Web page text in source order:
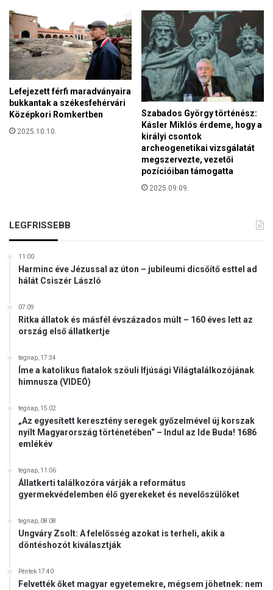
r
d
e
k
é
b
e
n
l
e
n
l
e
i
s
m
t
á
Lefejezett férfi maradványaira
bukkantak a székesfehérvári
Középkori Romkertben
2025.10.10.
Szabados György történész:
Kásler Miklós érdeme, hogy a
királyi csontok
archeogenetikai vizsgálatát
megszervezte, vezetői
pozícióiban támogatta
2025.09.09.
LEGFRISSEBB
11:00
Harminc éve Jézussal az úton – jubileumi dicsőítő esttel ad
hálát Csiszér László
07:09
Ritka állatok és másfél évszázados múlt – 160 éves lett az
ország első állatkertje
tegnap, 17:34
Íme a katolikus fiatalok szöuli Ifjúsági Világtalálkozójának
himnusza (VIDEÓ)
tegnap, 15:02
„Az egyesített keresztény seregek győzelmével új korszak
nyílt Magyarország történetében“ – Indul az Ide Buda! 1686
emlékév
tegnap, 11:06
Állatkerti találkozóra várják a református
gyermekvédelemben élő gyerekeket és nevelőszülőket
tegnap, 08:08
Ungváry Zsolt: A felelősség azokat is terheli, akik a
döntéshozót kiválasztják
Péntek 17:40
Felvették őket magyar egyetemekre, mégsem jöhetnek: nem